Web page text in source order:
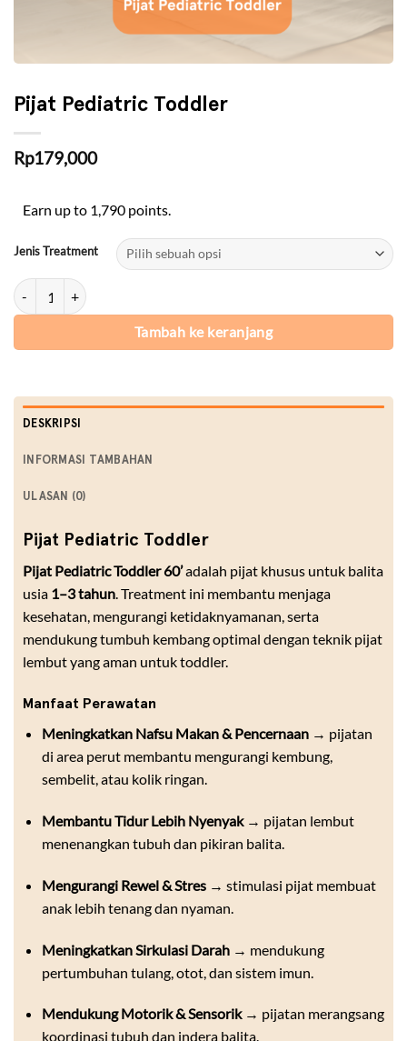
Pijat Pediatric Toddler
Rp179,000
Earn up to 1,790 points.
Jenis Treatment
Kuantitas Pijat Pediatric Toddler
Tambah ke keranjang
DESKRIPSI
INFORMASI TAMBAHAN
ULASAN (0)
Pijat Pediatric Toddler
Pijat Pediatric Toddler 60’adalah pijat khusus untuk balita
usia 1–3 tahun. Treatment ini membantu menjaga
kesehatan, mengurangi ketidaknyamanan, serta
mendukung tumbuh kembang optimal dengan teknik pijat
lembut yang aman untuk toddler.
Manfaat Perawatan
Meningkatkan Nafsu Makan & Pencernaan→ pijatan
di area perut membantu mengurangi kembung,
sembelit, atau kolik ringan.
Membantu Tidur Lebih Nyenyak→ pijatan lembut
menenangkan tubuh dan pikiran balita.
Mengurangi Rewel & Stres→ stimulasi pijat membuat
anak lebih tenang dan nyaman.
Meningkatkan Sirkulasi Darah→ mendukung
pertumbuhan tulang, otot, dan sistem imun.
Mendukung Motorik & Sensorik→ pijatan merangsang
koordinasi tubuh dan indera balita.